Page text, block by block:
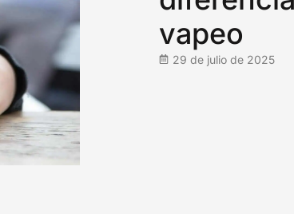
vapeo
29 de julio de 2025